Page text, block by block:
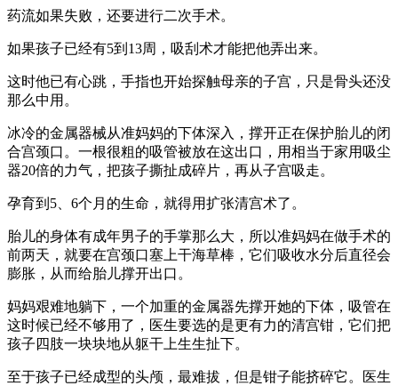
药流如果失败，还要进行二次手术。
如果孩子已经有5到13周，吸刮术才能把他弄出来。
这时他已有心跳，手指也开始探触母亲的子宫，只是骨头还没
那么中用。
冰冷的金属器械从准妈妈的下体深入，撑开正在保护胎儿的闭
合宫颈口。一根很粗的吸管被放在这出口，用相当于家用吸尘
器20倍的力气，把孩子撕扯成碎片，再从子宫吸走。
孕育到5、6个月的生命，就得用扩张清宫术了。
胎儿的身体有成年男子的手掌那么大，所以准妈妈在做手术的
前两天，就要在宫颈口塞上干海草棒，它们吸收水分后直径会
膨胀，从而给胎儿撑开出口。
妈妈艰难地躺下，一个加重的金属器先撑开她的下体，吸管在
这时候已经不够用了，医生要选的是更有力的清宫钳，它们把
孩子四肢一块块地从躯干上生生扯下。
至于孩子已经成型的头颅，最难拔，但是钳子能挤碎它。医生